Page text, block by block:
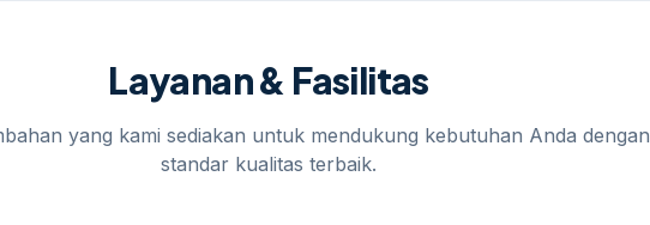
Layanan & Fasilitas
yang kami sediakan untuk mendukung kebutuhan Anda dengan
standar kualitas terbaik.